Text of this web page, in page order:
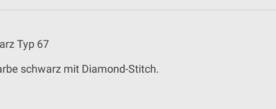
Typ 67
schwarz mit Diamond-Stitch.